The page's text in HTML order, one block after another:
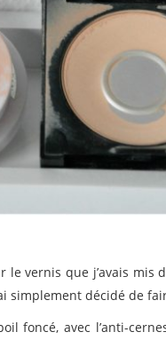
le vernis que j’avais mis
simplement décidé de
foncé, avec l’anti-